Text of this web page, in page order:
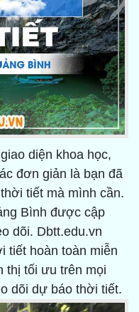
diện khoa học,
đơn giản là bạn đã
tiết mà mình cần.
Bình được cập
dõi. Dbtt.edu.vn
tiết hoàn toàn miễn
thị tối ưu trên mọi
dõi dự báo thời tiết.